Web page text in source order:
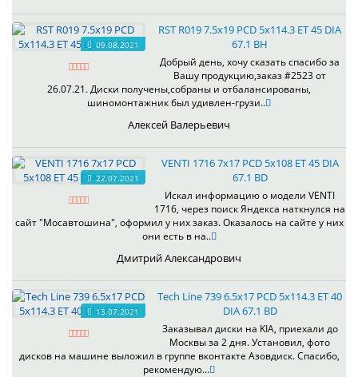
09.08.2021
RST R019 7.5x19 PCD 5x114.3 ET 45 DIA
67.1 BH
Добрый день, хочу сказать спасибо за
Вашу продукцию,заказ #2523 от
26.07.21. Диски получены,собраны и отбалансированы,
шиномонтажник был удивлен-грузи..
Алексей Валерьевич
22.07.2021
VENTI 1716 7x17 PCD 5x108 ET 45 DIA
67.1 BD
Искал информацию о модели VENTI
1716, через поиск Яндекса наткнулся на
сайт "Мосавтошина", оформил у них заказ. Оказалось на сайте у них
они есть в на..
Дмитрий Александрович
13.07.2021
Tech Line 739 6.5x17 PCD 5x114.3 ET 40
DIA 67.1 BD
Заказывал диски на KIA, приехали до
Москвы за 2 дня. Установил, фото
дисков на машине выложил в группе вконтакте Азовдиск. Спасибо,
рекомендую...